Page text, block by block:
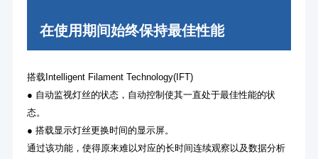
在使用期间始终保持最佳性能
搭载Intelligent Filament Technology(IFT)
● 自动监视灯丝的状态，自动控制使其一直处于最佳性能的状
态。
● 搭载显示灯丝更换时间的显示屏。
通过该功能，使得原来难以对应的长时间连续观察以及数据分析